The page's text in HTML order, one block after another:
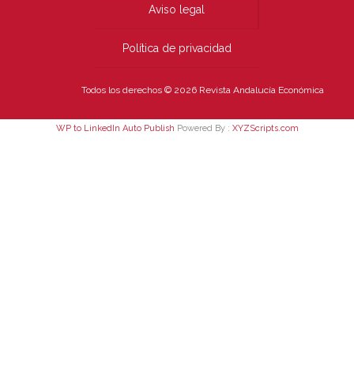
Aviso legal
Política de privacidad
Todos los derechos © 2026 Revista Andalucía Económica
WP to LinkedIn Auto Publish Powered By : XYZScripts.com